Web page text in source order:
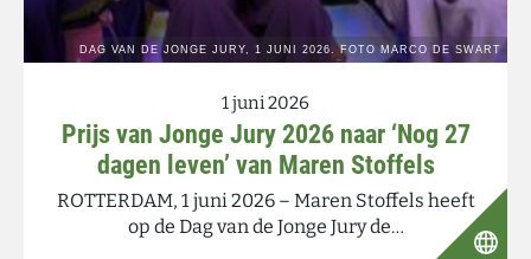
1 juni 2026
Prijs van Jonge Jury 2026 naar ‘Nog 27
dagen leven’ van Maren Stoffels
ROTTERDAM, 1 juni 2026 – Maren Stoffels heeft
op de Dag van de Jonge Jury de…